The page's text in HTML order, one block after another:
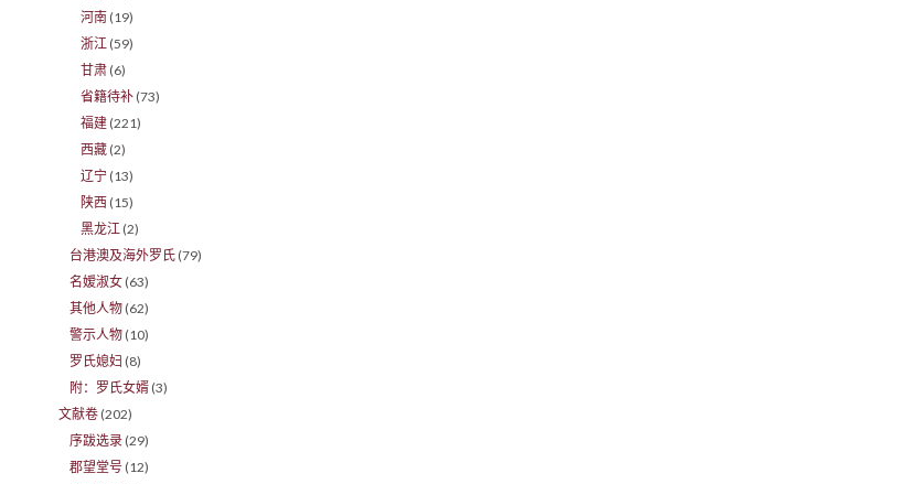
河南 (19)
浙江 (59)
甘肃 (6)
省籍待补 (73)
福建 (221)
西藏 (2)
辽宁 (13)
陕西 (15)
黑龙江 (2)
台港澳及海外罗氏 (79)
名嫒淑女 (63)
其他人物 (62)
警示人物 (10)
罗氏媳妇 (8)
附：罗氏女婿 (3)
文献卷 (202)
序跋选录 (29)
郡望堂号 (12)